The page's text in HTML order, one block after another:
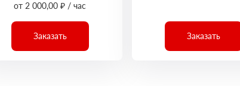
от 2 000,00 ₽ / час
Заказать Заказать